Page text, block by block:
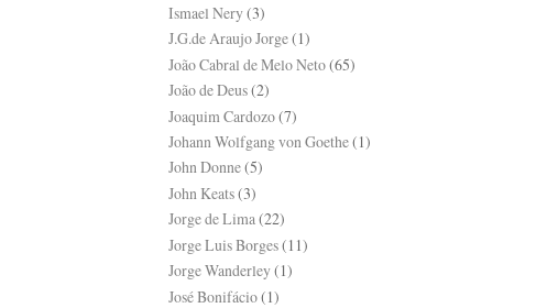
Ismael Nery(3)
J.G.de Araujo Jorge(1)
João Cabral de Melo Neto(65)
João de Deus(2)
Joaquim Cardozo(7)
Johann Wolfgang von Goethe(1)
John Donne(5)
John Keats(3)
Jorge de Lima(22)
Jorge Luis Borges(11)
Jorge Wanderley(1)
José Bonifácio(1)